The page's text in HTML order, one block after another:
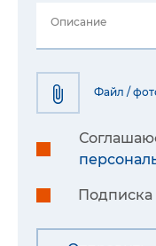
Описание
Файл /
Подписка